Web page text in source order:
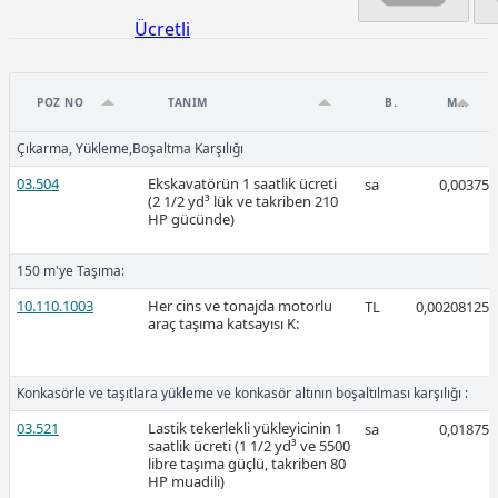
Ücretli
2026-Mart
Ücretli
Ücretli
POZ NO TANIM BIRIM MIKTAR
Çıkarma, Yükleme,Boşaltma Karşılığı
03.504
Ekskavatörün 1 saatlik ücreti
(2 1/2 yd³ lük ve takriben 210
HP gücünde)
sa 0,00375
150 m'ye Taşıma:
10.110.1003
Her cins ve tonajda motorlu
araç taşıma katsayısı K:
TL 0,00208125
Konkasörle ve taşıtlara yükleme ve konkasör altının boşaltılması karşılığı :
03.521
Lastik tekerlekli yükleyicinin 1
saatlik ücreti (1 1/2 yd³ ve 5500
libre taşıma güçlü, takriben 80
HP muadili)
sa 0,01875